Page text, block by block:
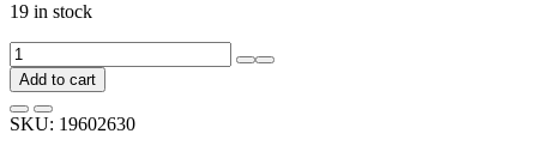
19 in stock
Угол
желоба
Grand
Line
135
Add to cart
SKU: 19602630